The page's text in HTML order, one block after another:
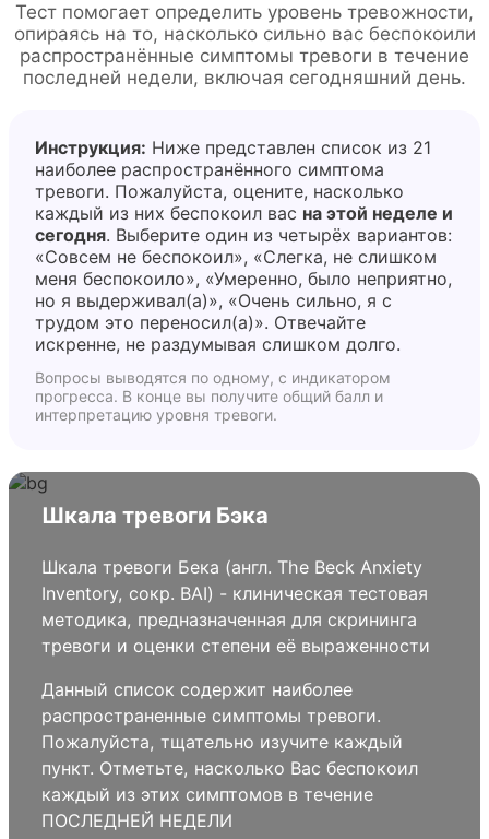
Тест помогает определить уровень тревожности,
опираясь на то, насколько сильно вас беспокоили
распространённые симптомы тревоги в течение
последней недели, включая сегодняшний день.
Инструкция: Ниже представлен список из 21
наиболее распространённого симптома
тревоги. Пожалуйста, оцените, насколько
каждый из них беспокоил вас на этой неделе и
сегодня. Выберите один из четырёх вариантов:
«Совсем не беспокоил», «Слегка, не слишком
меня беспокоило», «Умеренно, было неприятно,
но я выдерживал(а)», «Очень сильно, я с
трудом это переносил(а)». Отвечайте
искренне, не раздумывая слишком долго.
Вопросы выводятся по одному, с индикатором
прогресса. В конце вы получите общий балл и
интерпретацию уровня тревоги.
Шкала тревоги Бэка
Шкала тревоги Бека (англ. The Beck Anxiety
Inventory, сокр. BAI) - клиническая тестовая
методика, предназначенная для скрининга
тревоги и оценки степени её выраженности
Данный список содержит наиболее
распространенные симптомы тревоги.
Пожалуйста, тщательно изучите каждый
пункт. Отметьте, насколько Вас беспокоил
каждый из этих симптомов в течение
ПОСЛЕДНЕЙ НЕДЕЛИ